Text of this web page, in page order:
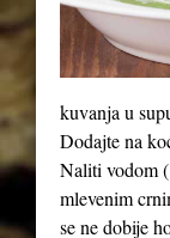
kuvanja u
Dodajte na
Naliti vodom
mlevenim
se ne dobije